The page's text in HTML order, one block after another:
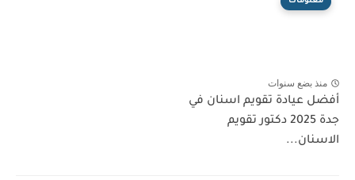
منذ بضع سنوات
أفضل عيادة تقويم اسنان في
جدة 2025 دكتور تقويم
الاسنان...